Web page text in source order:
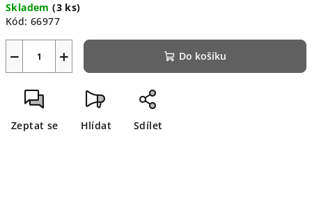
cena:
Skladem(3 ks)
Kód: 66977
+
− Do košíku
Zeptat se Hlídat Sdílet